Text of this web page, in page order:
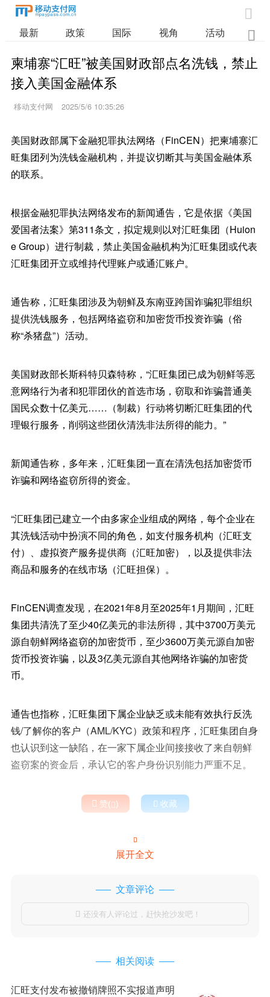

最新 政策 国际 视角 活动 业

柬埔寨“汇旺”被美国财政部点名洗钱，禁止
接入美国金融体系
移动支付网 2025/5/6 10:35:26
美国财政部属下金融犯罪执法网络（FinCEN）把柬埔寨汇
旺集团列为洗钱金融机构，并提议切断其与美国金融体系
的联系。
根据金融犯罪执法网络发布的新闻通告，它是依据《美国
爱国者法案》第311条文，拟定规则以对汇旺集团（Huion
e Group）进行制裁，禁止美国金融机构为汇旺集团或代表
汇旺集团开立或维持代理账户或通汇账户。
通告称，汇旺集团涉及为朝鲜及东南亚跨国诈骗犯罪组织
提供洗钱服务，包括网络盗窃和加密货币投资诈骗（俗
称“杀猪盘”）活动。
美国财政部长斯科特贝森特称，“汇旺集团已成为朝鲜等恶
意网络行为者和犯罪团伙的首选市场，窃取和诈骗普通美
国民众数十亿美元……（制裁）行动将切断汇旺集团的代
理银行服务，削弱这些团伙清洗非法所得的能力。”
新闻通告称，多年来，汇旺集团一直在清洗包括加密货币
诈骗和网络盗窃所得的资金。
“汇旺集团已建立一个由多家企业组成的网络，每个企业在
其洗钱活动中扮演不同的角色，如支付服务机构（汇旺支
付）、虚拟资产服务提供商（汇旺加密），以及提供非法
商品和服务的在线市场（汇旺担保）。
FinCEN调查发现，在2021年8月至2025年1月期间，汇旺
集团共清洗了至少40亿美元的非法所得，其中3700万美元
源自朝鲜网络盗窃的加密货币，至少3600万美元源自加密
货币投资诈骗，以及3亿美元源自其他网络诈骗的加密货
币。
通告也指称，汇旺集团下属企业缺乏或未能有效执行反洗
钱/了解你的客户（AML/KYC）政策和程序，汇旺集团自身
也认识到这一缺陷，在一家下属企业间接接收了来自朝鲜
盗窃案的资金后，承认它的客户身份识别能力严重不足。
 赞()  收藏

展开全文
文章评论
 还没有人评论过，赶快抢沙发吧！
相关阅读
汇旺支付发布被撤销牌照不实报道声明